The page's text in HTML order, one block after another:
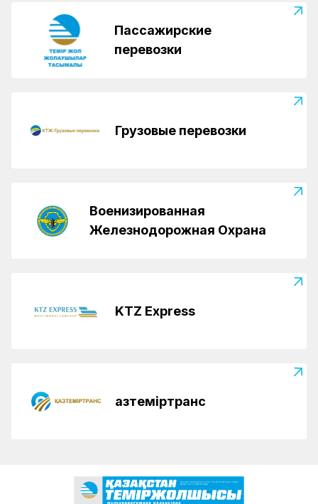
Пассажирские
перевозки
Грузовые перевозки
Военизированная
Железнодорожная Охрана
KTZ Express
Қазтеміртранс